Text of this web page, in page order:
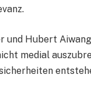
und Hubert
medial